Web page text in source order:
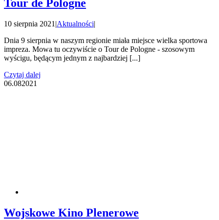
Tour de Pologne
10 sierpnia 2021 |Aktualności|
Dnia 9 sierpnia w naszym regionie miała miejsce wielka sportowa
impreza. Mowa tu oczywiście o Tour de Pologne - szosowym
wyścigu, będącym jednym z najbardziej [...]
Czytaj dalej
06.082021
Wojskowe Kino Plenerowe